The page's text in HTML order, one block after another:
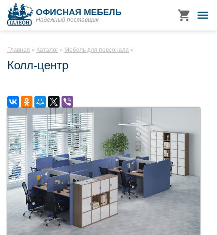
ОФИСНАЯ МЕБЕЛЬ
Надежный поставщик
Главная Каталог Мебель для персонала
Колл-центр